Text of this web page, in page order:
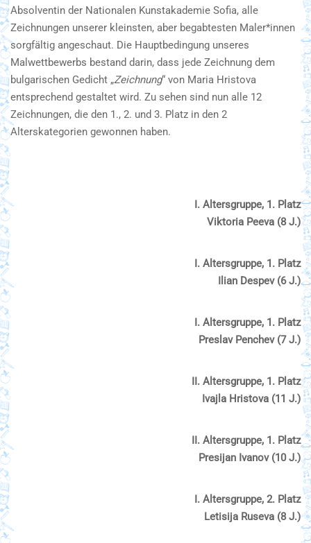
Absolventin der Nationalen Kunstakademie Sofia, alle
Zeichnungen unserer kleinsten, aber begabtesten Maler*innen
sorgfältig angeschaut. Die Hauptbedingung unseres
Malwettbewerbs bestand darin, dass jede Zeichnung dem
bulgarischen Gedicht „Zeichnung“ von Maria Hristova
entsprechend gestaltet wird. Zu sehen sind nun alle 12
Zeichnungen, die den 1., 2. und 3. Platz in den 2
Alterskategorien gewonnen haben.
І. Altersgruppe, 1. Platz
Viktoria Peeva (8 J.)
І. Altersgruppe, 1. Platz
Ilian Despev (6 J.)
І. Altersgruppe, 1. Platz
Preslav Penchev (7 J.)
ІI. Altersgruppe, 1. Platz
Ivajla Hristova (11 J.)
ІI. Altersgruppe, 1. Platz
Presijan Ivanov (10 J.)
І. Altersgruppe, 2. Platz
Letisija Ruseva (8 J.)